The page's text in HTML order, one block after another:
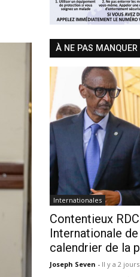
À NE PAS MANQUER
Internationales
Contentieux
Internationale
calendrier de la
Joseph Seven - Il y a 2 jours